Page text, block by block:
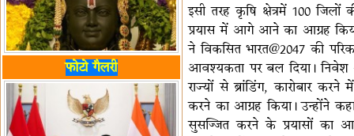
फोटो गैलरी
इसी तरह कृषि क्षेत्रमें 100 जिलों
प्रयास में आगे आने का आग्रह किया,
ने विकसित भारत@2047 की
आवश्यकता पर बल दिया। निवेश
राज्यों से ब्रांडिंग, कारोबार
करने का आग्रह किया। उन्होंने
सुसज्जित करने के प्रयासों का